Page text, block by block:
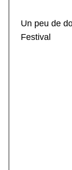
Un peu de
Festival